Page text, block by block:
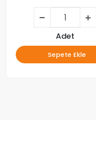
Adet
Sepete Ekle